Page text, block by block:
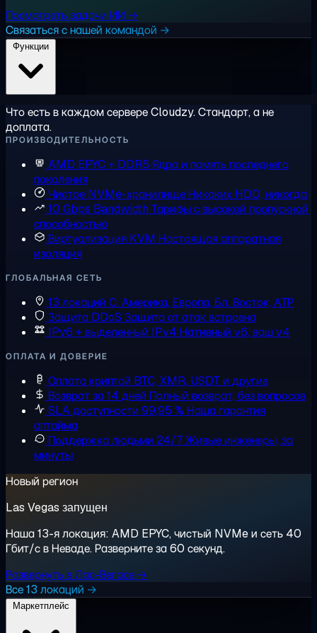
Посмотреть задачи ИИ →
Связаться с нашей командой →
Что есть в каждом сервере Cloudzy. Стандарт, а не
доплата.
ПРОИЗВОДИТЕЛЬНОСТЬ
AMD EPYC + DDR5 Ядра и память последнего
поколения
Чистое NVMe-хранилищеНикаких HDD, никогда
10 Gbps Bandwidth Тарифы с высокой пропускной
способностью
Виртуализация KVM Настоящая аппаратная
изоляция
ГЛОБАЛЬНАЯ СЕТЬ
13 локаций С. Америка, Европа, Бл. Восток, АТР
Защита DDoS Защита от атак встроена
IPv6 + выделенный IPv4 Нативный v6, ваш v4
ОПЛАТА И ДОВЕРИЕ
Оплата криптой BTC, XMR, USDT и другие
Возврат за 14 дней Полный возврат, без вопросов
SLA доступности 99,95 % Наша гарантия
аптайма
Поддержка людьми 24/7Живые инженеры, за
минуты
Новый регион
Las Vegas запущен
Наша 13-я локация: AMD EPYC, чистый NVMe и сеть 40
Гбит/с в Неваде. Разверните за 60 секунд.
Развернуть в Лас-Вегасе →
Все 13 локаций →